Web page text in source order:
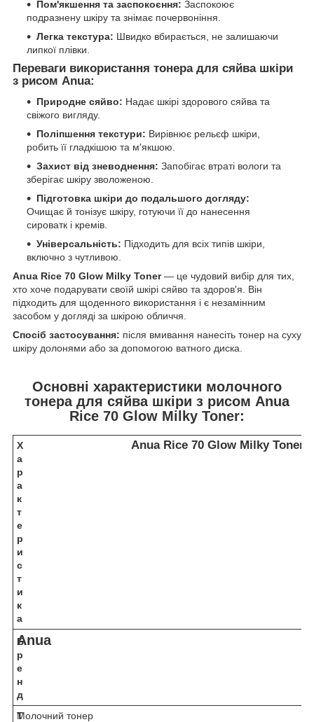
Пом'якшення та заспокоєння: Заспокоює
подразнену шкіру та знімає почервоніння.
Легка текстура: Швидко вбирається, не залишаючи
липкої плівки.
Переваги використання тонера для сяйва шкіри
з рисом Anua:
Природне сяйво: Надає шкірі здорового сяйва та
свіжого вигляду.
Поліпшення текстури: Вирівнює рельєф шкіри,
робить її гладкішою та м'якшою.
Захист від зневоднення: Запобігає втраті вологи та
зберігає шкіру зволоженою.
Підготовка шкіри до подальшого догляду:
Очищає й тонізує шкіру, готуючи її до нанесення
сироватк і кремів.
Універсальність: Підходить для всіх типів шкіри,
включно з чутливою.
Anua Rice 70 Glow Milky Toner— це чудовий вибір для тих,
хто хоче подарувати своїй шкірі сяйво та здоров'я. Він
підходить для щоденного використання і є незамінним
засобом у догляді за шкірою обличчя.
Спосіб застосування: після вмивання нанесіть тонер на суху
шкіру долонями або за допомогою ватного диска.
Основні характеристики молочного
тонера для сяйва шкіри з рисом Anua
Rice 70 Glow Milky Toner:
Х
а
р
а
к
т
е
р
и
с
т
и
к
а
Anua Rice 70 Glow Milky Toner
Б
р
е
н
д
Anua
Т
Молочний тонер